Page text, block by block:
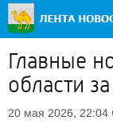
Главные
области
20 мая 2026, 22:04